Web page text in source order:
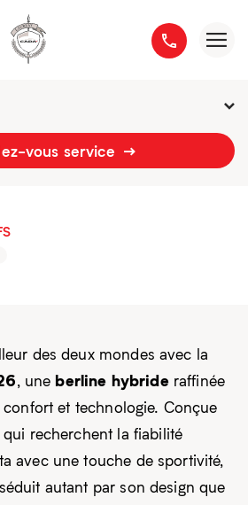
Versant-Nord
vous service
des deux mondes avec la
, une berline hybrideraffinée
et technologie. Conçue
recherchent la fiabilité
avec une touche de sportivité,
autant par son design que